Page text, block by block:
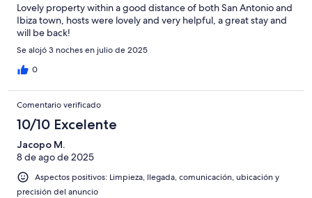
Lovely property within a good distance of both San Antonio and
Ibiza town, hosts were lovely and very helpful, a great stay and
will be back!
Se alojó 3 noches en julio de 2025
0
Comentario verificado
10/10 Excelente
Jacopo M.
8 de ago de 2025
Aspectos positivos: Limpieza, llegada, comunicación, ubicación y
precisión del anuncio